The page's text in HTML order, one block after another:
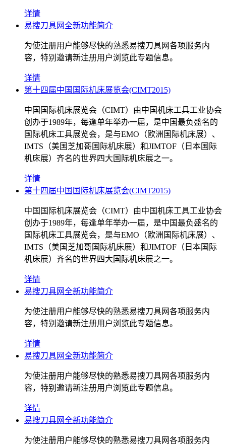
详情
易搜刀具网全新功能简介
为使注册用户能够尽快的熟悉易搜刀具网各项服务内
容，特别邀请新注册用户浏览此专题信息。
详情
第十四届中国国际机床展览会(CIMT2015)
中国国际机床展览会（CIMT）由中国机床工具工业协会
创办于1989年，每逢单年举办一届，是中国最负盛名的
国际机床工具展览会，是与EMO（欧洲国际机床展）、
IMTS（美国芝加哥国际机床展）和JIMTOF（日本国际
机床展）齐名的世界四大国际机床展之一。
详情
第十四届中国国际机床展览会(CIMT2015)
中国国际机床展览会（CIMT）由中国机床工具工业协会
创办于1989年，每逢单年举办一届，是中国最负盛名的
国际机床工具展览会，是与EMO（欧洲国际机床展）、
IMTS（美国芝加哥国际机床展）和JIMTOF（日本国际
机床展）齐名的世界四大国际机床展之一。
详情
易搜刀具网全新功能简介
为使注册用户能够尽快的熟悉易搜刀具网各项服务内
容，特别邀请新注册用户浏览此专题信息。
详情
易搜刀具网全新功能简介
为使注册用户能够尽快的熟悉易搜刀具网各项服务内
容，特别邀请新注册用户浏览此专题信息。
详情
易搜刀具网全新功能简介
为使注册用户能够尽快的熟悉易搜刀具网各项服务内